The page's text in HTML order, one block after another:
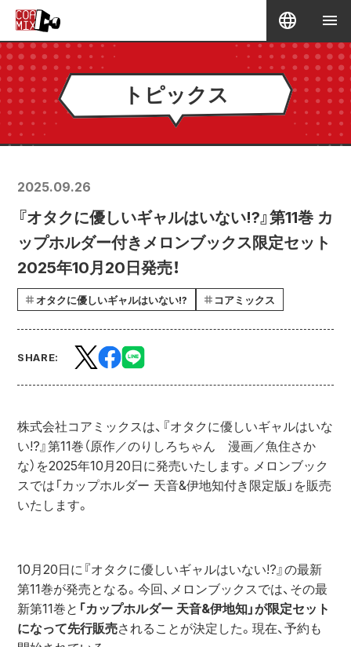
トピックス
2025.09.26
『オタクに優しいギャルはいない!?』第11巻 カ
ップホルダー付きメロンブックス限定セット
2025年10月20日発売！
オタクに優しいギャルはいない!? コアミックス
SHARE:
株式会社コアミックスは、『オタクに優しいギャルはいな
い!?』第11巻（原作／のりしろちゃん　漫画／魚住さか
な）を2025年10月20日に発売いたします。メロンブック
スでは「カップホルダー 天音&伊地知付き限定版」を販売
いたします。
10月20日に『オタクに優しいギャルはいない!?』の最新
第11巻が発売となる。今回、メロンブックスでは、その最
新第11巻と 「カップホルダー 天音&伊地知」が限定セット
になって先行販売されることが決定した。現在、予約も